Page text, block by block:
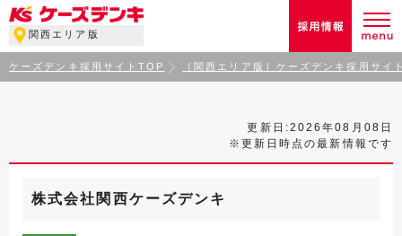
関西エリア版
ケーズデンキ採用サイトTOP ［関西エリア版］ケーズデンキ採用サイ
更新日:2026年08月08日
※更新日時点の最新情報です
株式会社関西ケーズデンキ